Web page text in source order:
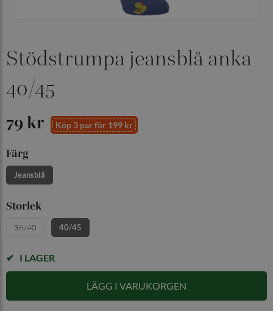
Stödstrumpa jeansblå anka
40/45
79 kr Köp 3 par för 199 kr
Färg
Jeansblå
Storlek
36/40 40/45
I LAGER
LÄGG I VARUKORGEN